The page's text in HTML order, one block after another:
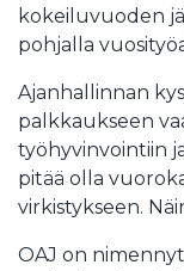
kokeiluvuoden
pohjalla
Ajanhallinnan
palkkaukseen
työhyvinvointiin
pitää olla
virkistykseen.
OAJ on